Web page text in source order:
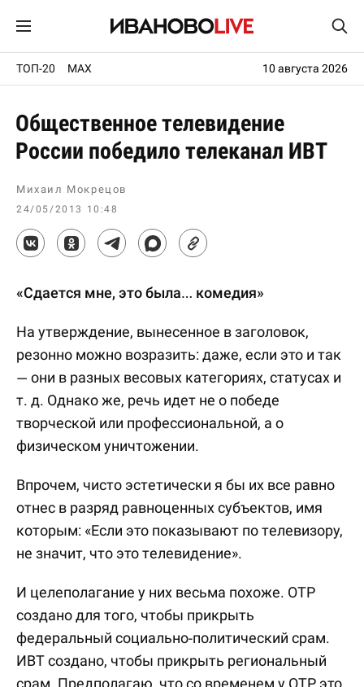
ТОП-20 MAX 10 августа 2026
Общественное телевидение
России победило телеканал ИВТ
Михаил Мокрецов
24/05/2013 10:48
«Сдается мне, это была… комедия»
На утверждение, вынесенное в заголовок,
резонно можно возразить: даже, если это и так
— они в разных весовых категориях, статусах и
т. д. Однако же, речь идет не о победе
творческой или профессиональной, а о
физическом уничтожении.
Впрочем, чисто эстетически я бы их все равно
отнес в разряд равноценных субъектов, имя
которым: «Если это показывают по телевизору,
не значит, что это телевидение».
И целеполагание у них весьма похоже. ОТР
создано для того, чтобы прикрыть
федеральный социально-политический срам.
ИВТ создано, чтобы прикрыть региональный
срам. Предполагаю, что со временем у ОТР это